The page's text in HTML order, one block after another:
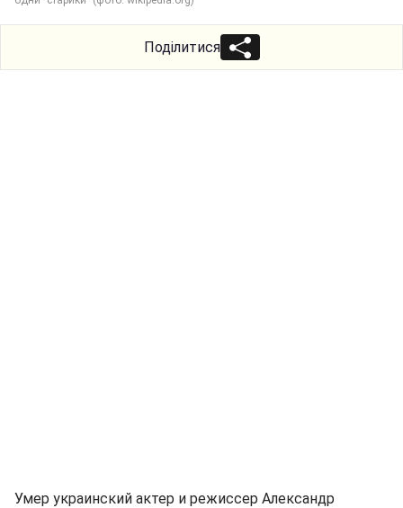
Поділитися
Умер украинский актер и режиссер Александр